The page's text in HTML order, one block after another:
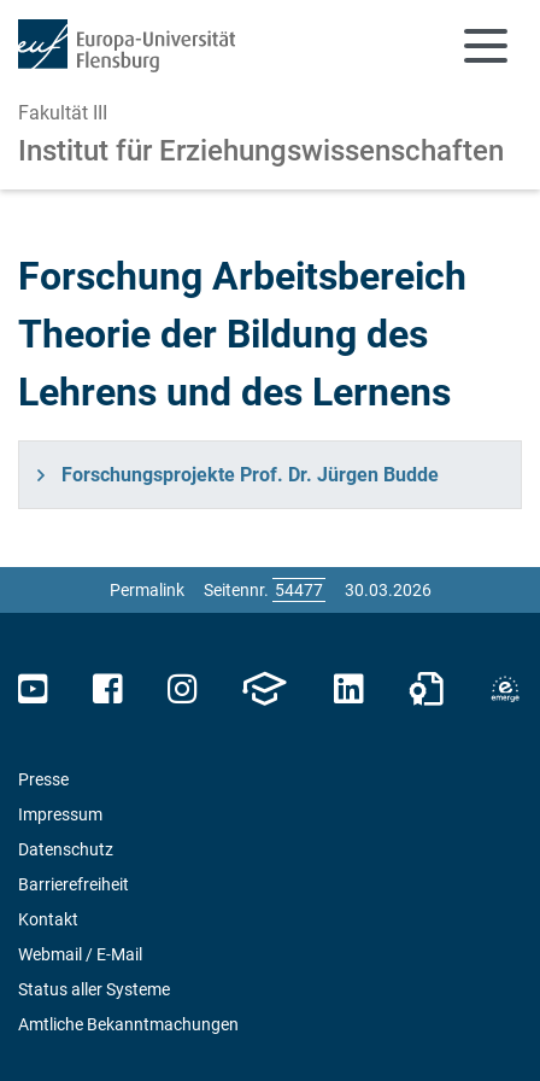
Fakultät III
Institut für Erziehungswissenschaften
Forschung Arbeitsbereich
Theorie der Bildung des
Lehrens und des Lernens
Forschungsprojekte Prof. Dr. Jürgen Budde
Permalink Seitennr. 30.03.2026
Presse
Impressum
Datenschutz
Barrierefreiheit
Kontakt
Webmail / E-Mail
Status aller Systeme
Amtliche Bekanntmachungen